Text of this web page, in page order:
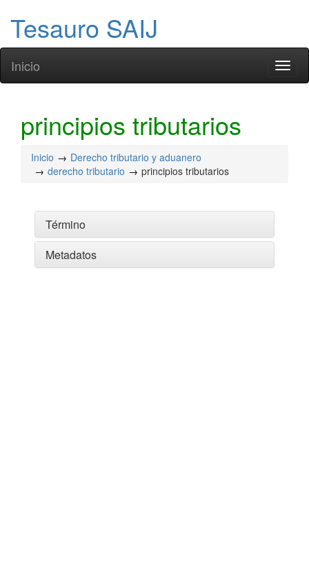
Tesauro SAIJ
Inicio
principios tributarios
Inicio
Derecho tributario y aduanero
derecho tributario
principios tributarios
Término
Metadatos